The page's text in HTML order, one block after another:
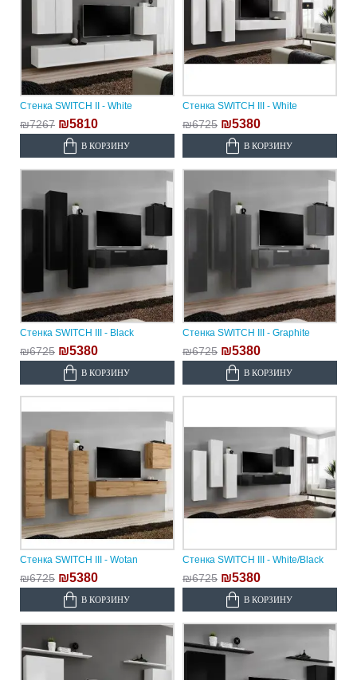
Стенка SWITCH II - White
₪7267 ₪5810
В КОРЗИНУ
Стенка SWITCH III - White
₪6725 ₪5380
В КОРЗИНУ
Стенка SWITCH III - Black
₪6725 ₪5380
В КОРЗИНУ
Стенка SWITCH III - Graphite
₪6725 ₪5380
В КОРЗИНУ
Стенка SWITCH III - Wotan
₪6725 ₪5380
В КОРЗИНУ
Стенка SWITCH III - White/Black
₪6725 ₪5380
В КОРЗИНУ